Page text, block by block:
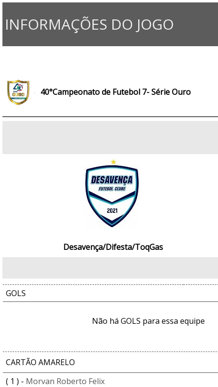
INFORMAÇÕES DO JOGO
40°Campeonato de Futebol 7- Série Ouro
Desavença/Difesta/ToqGas
GOLS
Não há GOLS para essa equipe
CARTÃO AMARELO
( 1 ) - Morvan Roberto Felix